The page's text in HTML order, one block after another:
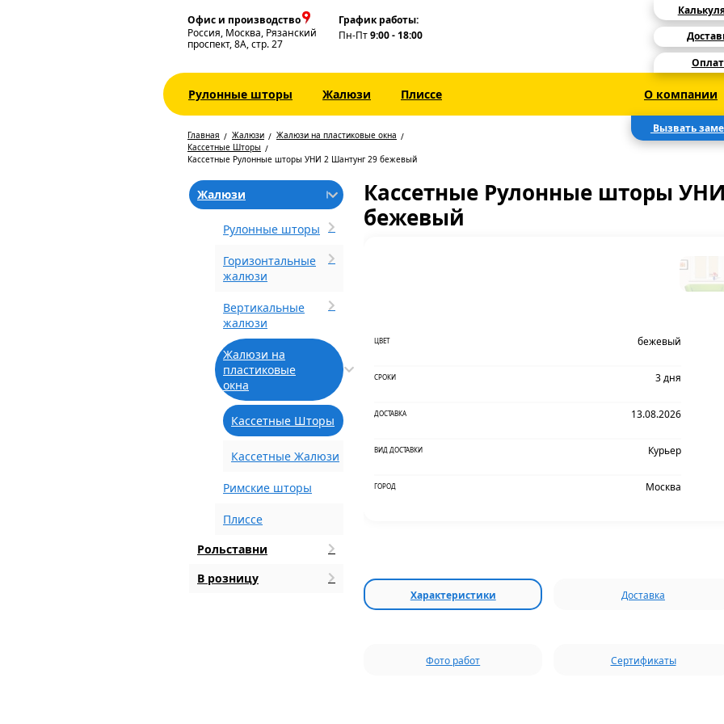
Офис и производство
Россия, Москва, Рязанский
проспект, 8А, стр. 27
График работы:
Пн-Пт9:00 - 18:00
Рулонные шторы Жалюзи Плиссе О компании
Вызвать
Главная Жалюзи
Жалюзи на пластиковые окна
Кассетные Шторы
Кассетные Рулонные шторы УНИ 2 Шантунг 29 бежевый
Жалюзи
Рулонные шторы
Горизонтальные
жалюзи
Вертикальные
жалюзи
Жалюзи на
пластиковые
окна
Кассетные Шторы
Кассетные Жалюзи
Римские шторы
Плиссе
Рольставни
В розницу
Кассетные Рулонные шторы
бежевый
ЦВЕТ бежевый
СРОКИ 3 дня
ДОСТАВКА 13.08.2026
ВИД ДОСТАВКИ Курьер
ГОРОД Москва
Характеристики Доставка
Фото работ Сертификаты